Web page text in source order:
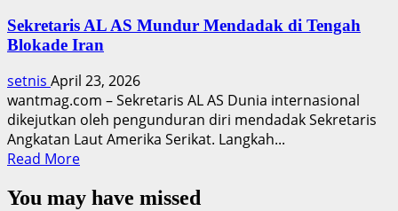
Sekretaris AL AS Mundur Mendadak di Tengah
Blokade Iran
setnis April 23, 2026
wantmag.com – Sekretaris AL AS Dunia internasional
dikejutkan oleh pengunduran diri mendadak Sekretaris
Angkatan Laut Amerika Serikat. Langkah...
Read MoreRead
about
You may have missed